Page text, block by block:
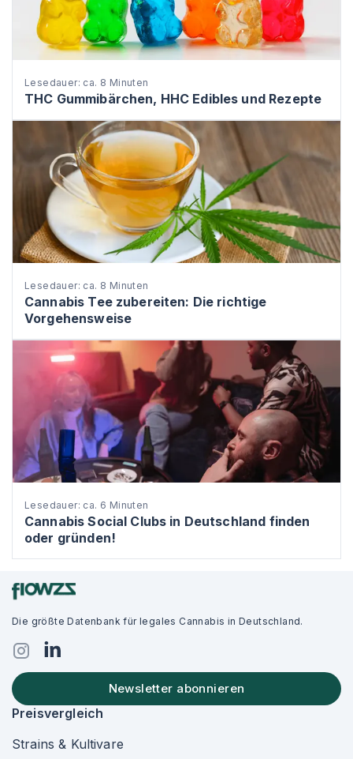
Lesedauer: ca. 8 Minuten
THC Gummibärchen, HHC Edibles und Rezepte
Lesedauer: ca. 8 Minuten
Cannabis Tee zubereiten: Die richtige
Vorgehensweise
Lesedauer: ca. 6 Minuten
Cannabis Social Clubs in Deutschland finden
oder gründen!
Die größte Datenbank für legales Cannabis in Deutschland.
Newsletter abonnieren
Preisvergleich
Strains & Kultivare